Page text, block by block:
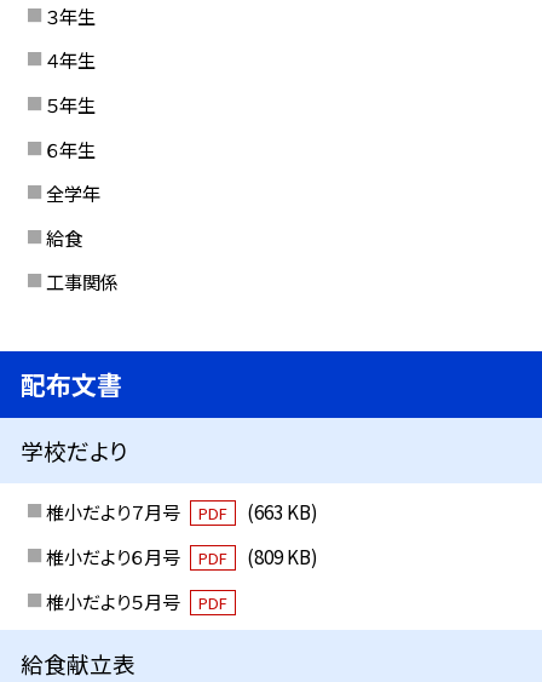
３年生
４年生
５年生
６年生
全学年
給食
工事関係
配布文書
学校だより
椎小だより７月号 PDF
(663 KB)
椎小だより６月号
PDF
(809 KB)
椎小だより５月号
PDF
給食献立表